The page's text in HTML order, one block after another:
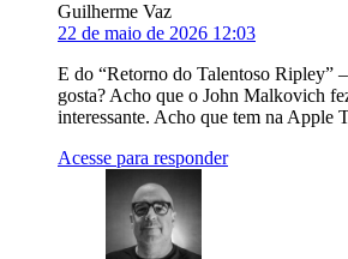
Guilherme Vaz
22 de maio de 2026 12:03
E do “Retorno do Talentoso Ripley”
gosta? Acho que o John Malkovich
interessante. Acho que tem na Apple
Acesse para responder